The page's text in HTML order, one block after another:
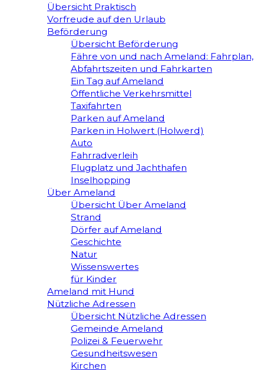
Übersicht Praktisch
Vorfreude auf den Urlaub
Beförderung
Übersicht Beförderung
Fähre von und nach Ameland: Fahrplan,
Abfahrtszeiten und Fahrkarten
Ein Tag auf Ameland
Öffentliche Verkehrsmittel
Taxifahrten
Parken auf Ameland
Parken in Holwert (Holwerd)
Auto
Fahrradverleih
Flugplatz und Jachthafen
Inselhopping
Über Ameland
Übersicht Über Ameland
Strand
Dörfer auf Ameland
Geschichte
Natur
Wissenswertes
für Kinder
Ameland mit Hund
Nützliche Adressen
Übersicht Nützliche Adressen
Gemeinde Ameland
Polizei & Feuerwehr
Gesundheitswesen
Kirchen